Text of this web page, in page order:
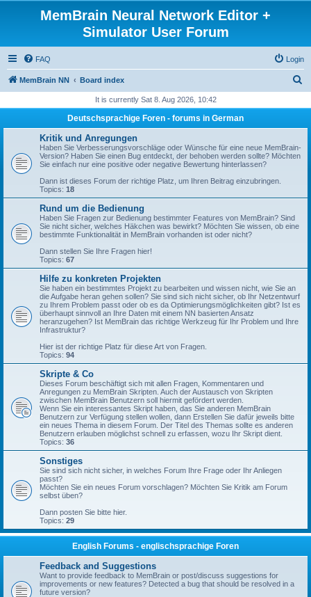
MemBrain Neural Network Editor +
Simulator User Forum
FAQ Login
MemBrain NN Board index
r
It is currently Sat 8. Aug 2026, 10:42
Deutschsprachige Foren - forums in German
Kritik und Anregungen
Haben Sie Verbesserungsvorschläge oder Wünsche für eine neue MemBrain-
Version? Haben Sie einen Bug entdeckt, der behoben werden sollte? Möchten
Sie einfach nur eine positive oder negative Bewertung hinterlassen?
Dann ist dieses Forum der richtige Platz, um Ihren Beitrag einzubringen.
Topics: 18
Rund um die Bedienung
Haben Sie Fragen zur Bedienung bestimmter Features von MemBrain? Sind
Sie nicht sicher, welches Häkchen was bewirkt? Möchten Sie wissen, ob eine
bestimmte Funktionalität in MemBrain vorhanden ist oder nicht?
Dann stellen Sie Ihre Fragen hier!
Topics: 67
Hilfe zu konkreten Projekten
Sie haben ein bestimmtes Projekt zu bearbeiten und wissen nicht, wie Sie an
die Aufgabe heran gehen sollen? Sie sind sich nicht sicher, ob Ihr Netzentwurf
zu Ihrem Problem passt oder ob es da Optimierungsmöglichkeiten gibt? Ist es
überhaupt sinnvoll an Ihre Daten mit einem NN basierten Ansatz
heranzugehen? Ist MemBrain das richtige Werkzeug für Ihr Problem und Ihre
Infrastruktur?
Hier ist der richtige Platz für diese Art von Fragen.
Topics: 94
Skripte & Co
Dieses Forum beschäftigt sich mit allen Fragen, Kommentaren und
Anregungen zu MemBrain Skripten. Auch der Austausch von Skripten
zwischen MemBrain Benutzern soll hiermit gefördert werden.
Wenn Sie ein interessantes Skript haben, das Sie anderen MemBrain
Benutzern zur Verfügung stellen wollen, dann Erstellen Sie dafür jeweils bitte
ein neues Thema in diesem Forum. Der Titel des Themas sollte es anderen
Benutzern erlauben möglichst schnell zu erfassen, wozu Ihr Skript dient.
Topics: 36
Sonstiges
Sie sind sich nicht sicher, in welches Forum Ihre Frage oder Ihr Anliegen
passt?
Möchten Sie ein neues Forum vorschlagen? Möchten Sie Kritik am Forum
selbst üben?
Dann posten Sie bitte hier.
Topics: 29
English Forums - englischsprachige Foren
Feedback and Suggestions
Want to provide feedback to MemBrain or post/discuss suggestions for
improvements or new features? Detected a bug that should be resolved in a
future version?